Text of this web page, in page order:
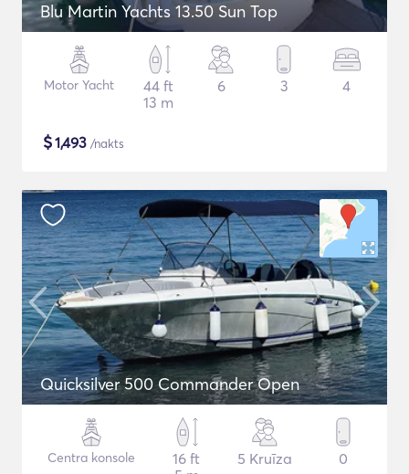
Blu Martin Yachts 13.50 Sun Top
Motor Yacht
44 ft
13 m
6 3 4
$1,493 /nakts
Quicksilver 500 Commander Open
Centra konsole
16 ft
5 Kruīza 0